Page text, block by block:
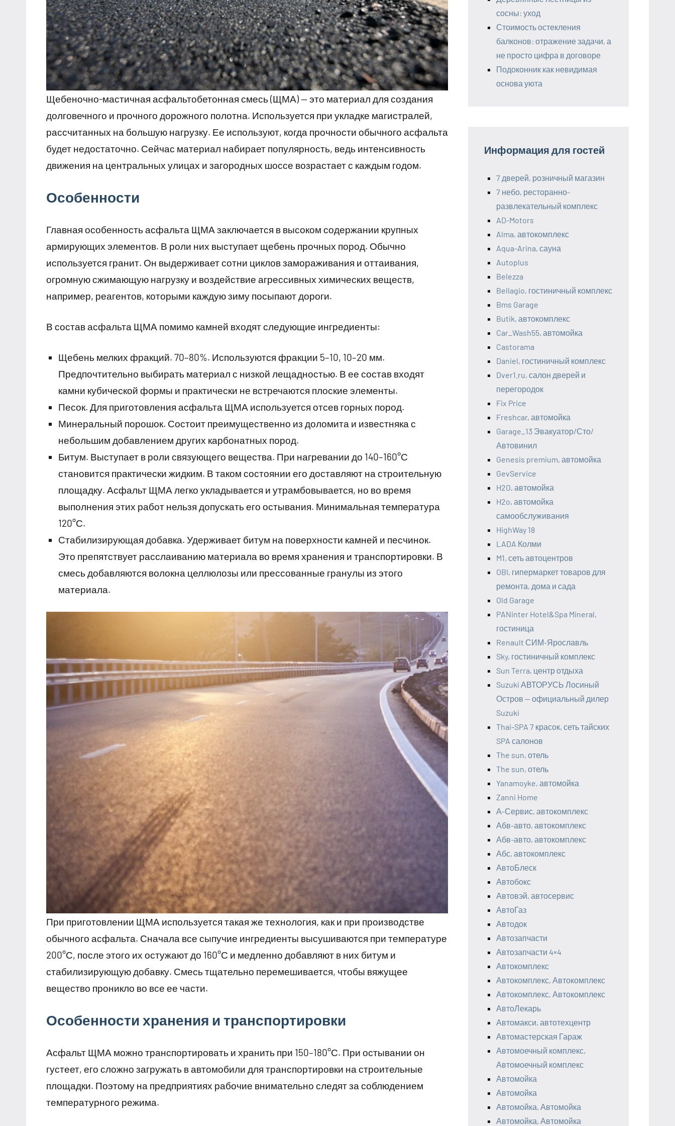
Щебеночно-мастичная асфальтобетонная смесь (ЩМА) — это материал для создания
долговечного и прочного дорожного полотна. Используется при укладке магистралей,
рассчитанных на большую нагрузку. Ее используют, когда прочности обычного асфальта
будет недостаточно. Сейчас материал набирает популярность, ведь интенсивность
движения на центральных улицах и загородных шоссе возрастает с каждым годом.
Особенности
Главная особенность асфальта ЩМА заключается в высоком содержании крупных
армирующих элементов. В роли них выступает щебень прочных пород. Обычно
используется гранит. Он выдерживает сотни циклов замораживания и оттаивания,
огромную сжимающую нагрузку и воздействие агрессивных химических веществ,
например, реагентов, которыми каждую зиму посыпают дороги.
В состав асфальта ЩМА помимо камней входят следующие ингредиенты:
Щебень мелких фракций. 70–80%. Используются фракции 5–10, 10–20 мм.
Предпочтительно выбирать материал с низкой лещадностью. В ее состав входят
камни кубической формы и практически не встречаются плоские элементы.
Песок. Для приготовления асфальта ЩМА используется отсев горных пород.
Минеральный порошок. Состоит преимущественно из доломита и известняка с
небольшим добавлением других карбонатных пород.
Битум. Выступает в роли связующего вещества. При нагревании до 140–160°С
становится практически жидким. В таком состоянии его доставляют на строительную
площадку. Асфальт ЩМА легко укладывается и утрамбовывается, но во время
выполнения этих работ нельзя допускать его остывания. Минимальная температура
120°С.
Стабилизирующая добавка. Удерживает битум на поверхности камней и песчинок.
Это препятствует расслаиванию материала во время хранения и транспортировки. В
смесь добавляются волокна целлюлозы или прессованные гранулы из этого
материала.
При приготовлении ЩМА используется такая же технология, как и при производстве
обычного асфальта. Сначала все сыпучие ингредиенты высушиваются при температуре
200°С, после этого их остужают до 160°С и медленно добавляют в них битум и
стабилизирующую добавку. Смесь тщательно перемешивается, чтобы вяжущее
вещество проникло во все ее части.
Особенности хранения и транспортировки
Асфальт ЩМА можно транспортировать и хранить при 150–180°С. При остывании он
густеет, его сложно загружать в автомобили для транспортировки на строительные
площадки. Поэтому на предприятиях рабочие внимательно следят за соблюдением
температурного режима.
сосны: уход
Стоимость остекления
балконов: отражение задачи, а
не просто цифра в договоре
Подоконник как невидимая
основа уюта
Информация для гостей
7 дверей, розничный магазин
7 небо, ресторанно-
развлекательный комплекс
AD-Motors
Alma, автокомплекс
Aqua-Arina, сауна
Autoplus
Belezza
Bellagio, гостиничный комплекс
Bms Garage
Butik, автокомплекс
Car_Wash55, автомойка
Castorama
Daniel, гостиничный комплекс
Dver1.ru, салон дверей и
перегородок
Fix Price
Freshcar, автомойка
Garage_13 Эвакуатор/Сто/
Автовинил
Genesis premium, автомойка
GevService
H2O, автомойка
H2o, автомойка
самообслуживания
HighWay 18
LADA Колми
M1, сеть автоцентров
OBI, гипермаркет товаров для
ремонта, дома и сада
Old Garage
PANinter Hotel&Spa Mineral,
гостиница
Renault СИМ-Ярославль
Sky, гостиничный комплекс
Sun Terra, центр отдыха
Suzuki АВТОРУСЬ Лосиный
Остров — официальный дилер
Suzuki
Thai-SPA 7 красок, сеть тайских
SPA салонов
The sun, отель
The sun, отель
Yanamoyke, автомойка
Zanni Home
А-Сервис, автокомплекс
Абв-авто, автокомплекс
Абв-авто, автокомплекс
Абс, автокомплекс
АвтоБлеск
Автобокс
Автовэй, автосервис
АвтоГаз
Автодок
Автозапчасти
Автозапчасти 4×4
Автокомплекс
Автокомплекс, Автокомплекс
Автокомплекс, Автокомплекс
АвтоЛекарь
Автомакси, автотехцентр
Автомастерская Гараж
Автомоечный комплекс,
Автомоечный комплекс
Автомойка
Автомойка
Автомойка, Автомойка
Автомойка, Автомойка